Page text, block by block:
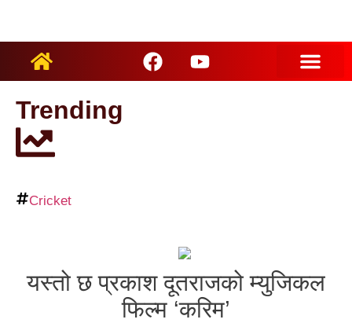
Trending
Cricket
यस्तो छ प्रकाश दूतराजको म्युजिकल
फिल्म ‘करिम’